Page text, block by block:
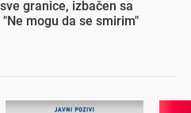
granice, izbačen sa
mogu da se smirim"